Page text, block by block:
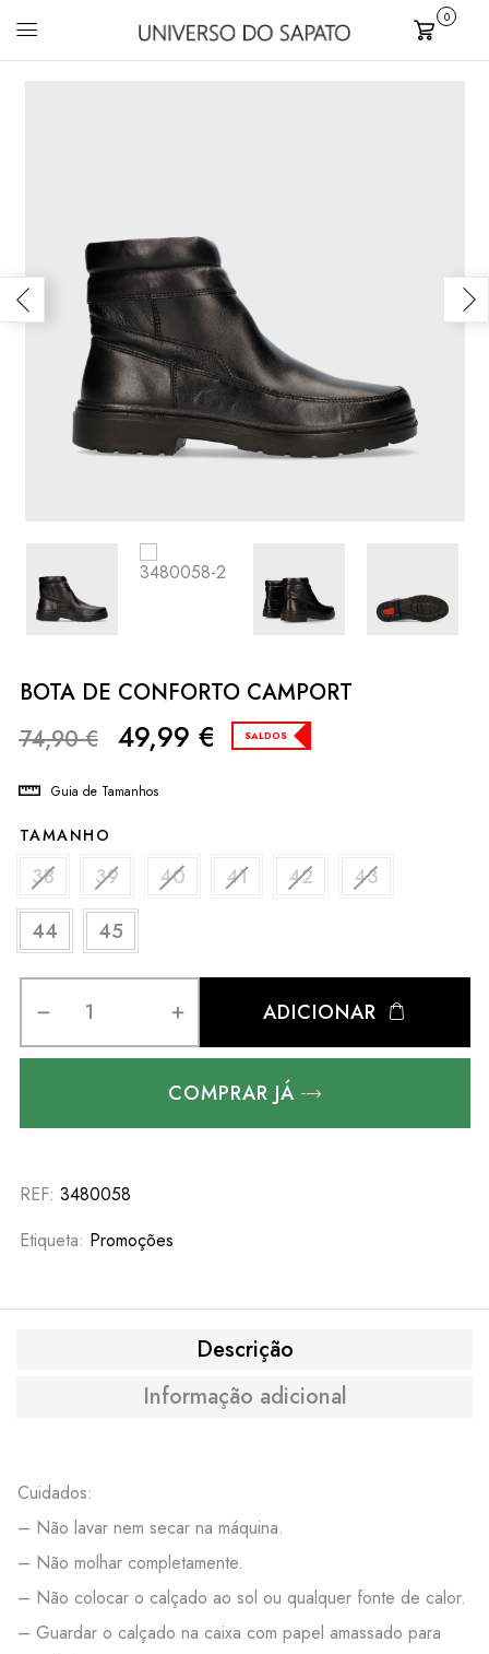
Carrinho
0
BOTA DE CONFORTO CAMPORT
74,90€ 49,99 € SALDOS
Guia de Tamanhos
TAMANHO
38 39 40 41 42
43
44
45
ADICIONAR
COMPRAR JÁ
REF: 3480058
Etiqueta: Promoções
Descrição
Informação adicional
Cuidados:
– Não lavar nem secar na máquina.
– Não molhar completamente.
– Não colocar o calçado ao sol ou qualquer fonte de calor.
– Guardar o calçado na caixa com papel amassado para